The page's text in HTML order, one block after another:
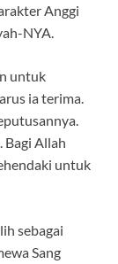
Anggi
NYA.
untuk
ia terima.
Bagi Allah
untuk
sebagai
Sang